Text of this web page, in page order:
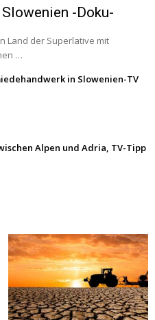
-Doku-
Land der Superlative mit
…
in Slowenien-TV
Alpen und Adria, TV-Tipp